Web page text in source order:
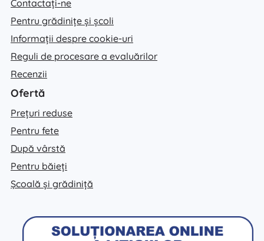
Contactați-ne
Pentru grădinițe și școli
Informații despre cookie-uri
Reguli de procesare a evaluărilor
Recenzii
Ofertă
Prețuri reduse
Pentru fete
După vârstă
Pentru băieți
Școală și grădiniță